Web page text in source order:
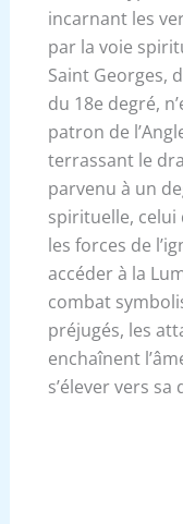
incarnant les
par la voie
Saint Georges,
du 18e degré,
patron de
terrassant le
parvenu à un
spirituelle, celui
les forces de
accéder à la
combat
préjugés, les
enchaînent
s’élever vers